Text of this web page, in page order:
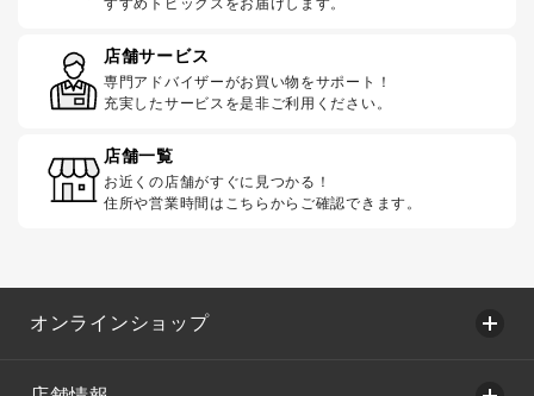
店舗サービス
専門アドバイザーがお買い物をサポート！
充実したサービスを是非ご利用ください。
店舗一覧
お近くの店舗がすぐに見つかる！
住所や営業時間はこちらからご確認できます。
オンラインショップ